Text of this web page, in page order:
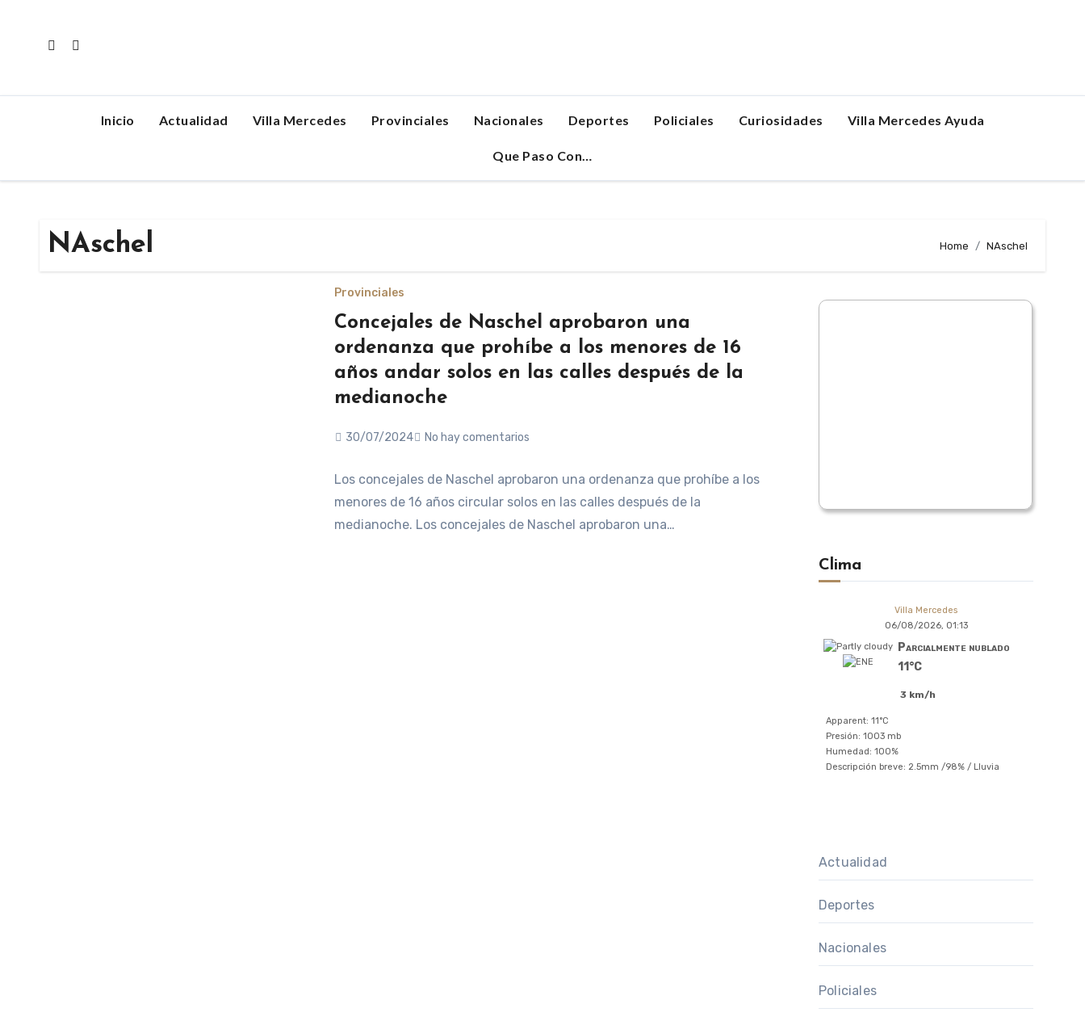
Inicio Actualidad Villa Mercedes Provinciales Nacionales Deportes Policiales Curiosidades Villa Mercedes Ayuda
Que Paso Con…
NAschel Home NAschel
Provinciales
Concejales de Naschel aprobaron una
ordenanza que prohíbe a los menores de 16
años andar solos en las calles después de la
medianoche
30/07/2024 No hay comentarios
Los concejales de Naschel aprobaron una ordenanza que prohíbe a los
menores de 16 años circular solos en las calles después de la
medianoche. Los concejales de Naschel aprobaron una…
Clima
Villa Mercedes
06/08/2026, 01:13
Parcialmente nublado
11°C
3 km/h
Apparent: 11°C
Presión: 1003 mb
Humedad: 100%
Descripción breve: 2.5mm /98% / Lluvia
Actualidad
Deportes
Nacionales
Policiales